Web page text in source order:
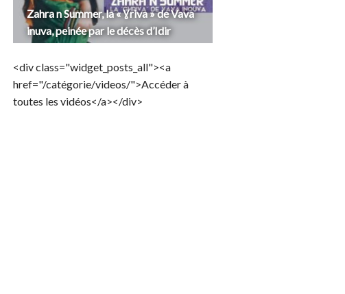
Zahra n Summer, la « Ɣriva » de Vava
inuva, peinée par le décès d’Idir
<div class="widget_posts_all"><a
href="/catégorie/videos/">Accéder à
toutes les vidéos</a></div>